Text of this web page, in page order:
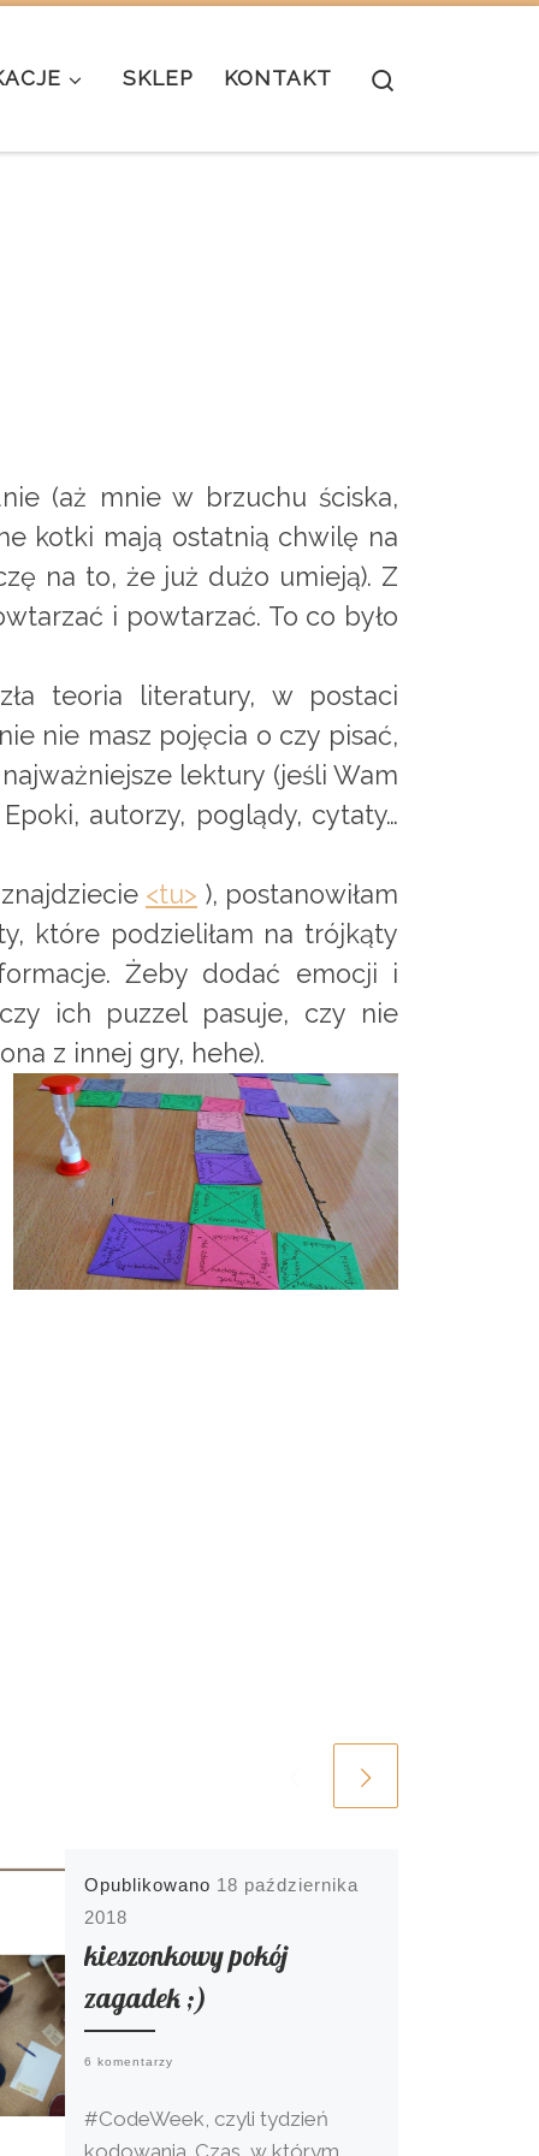
SKLEP KONTAKT
(aż mnie w brzuchu ściska,
kotki mają ostatnią chwilę na
na to, że już dużo umieją). Z
i powtarzać. To co było
teoria literatury, w postaci
nie masz pojęcia o czy pisać,
najważniejsze lektury (jeśli Wam
autorzy, poglądy, cytaty…
<tu> ), postanowiłam
które podzieliłam na trójkąty
Żeby dodać emocji i
ich puzzel pasuje, czy nie
z innej gry, hehe).
Opublikowano 18 października
2018
kieszonkowy pokój
zagadek ;)
6 komentarzy
#CodeWeek, czyli tydzień